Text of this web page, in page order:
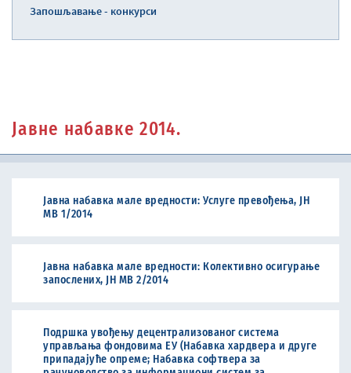
Запошљавање - конкурси
Јавне набавке 2014.
Јавна набавка мале вредности: Услуге превођења, ЈН
МВ 1/2014
Јавна набавка мале вредности: Колективно осигурање
запослених, ЈН МВ 2/2014
Подршка увођењу децентрализованог система
управљања фондовима ЕУ (Набавка хардвера и друге
припадајуће опреме; Набавка софтвера за